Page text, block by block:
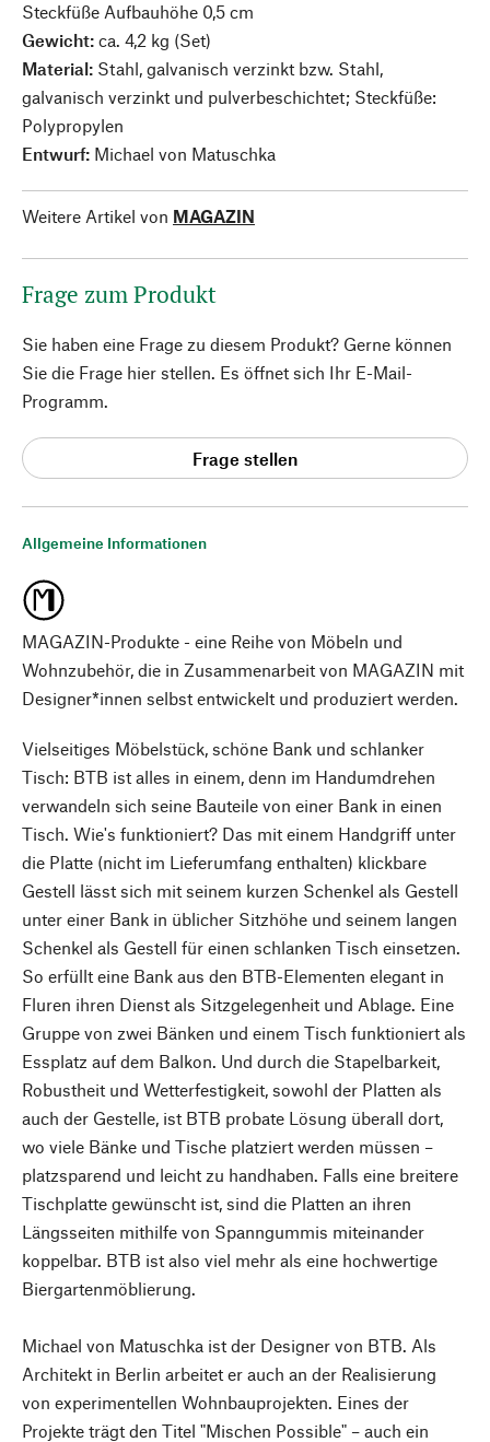
Allgemeine Informationen
MAGAZIN-Produkte - eine Reihe von Möbeln und
Wohnzubehör, die in Zusammenarbeit von MAGAZIN mit
Designer*innen selbst entwickelt und produziert werden.
Vielseitiges Möbelstück, schöne Bank und schlanker
Tisch: BTB ist alles in einem, denn im Handumdrehen
verwandeln sich seine Bauteile von einer Bank in einen
Tisch. Wie's funktioniert? Das mit einem Handgriff unter
die Platte (nicht im Lieferumfang enthalten) klickbare
Gestell lässt sich mit seinem kurzen Schenkel als Gestell
unter einer Bank in üblicher Sitzhöhe und seinem langen
Schenkel als Gestell für einen schlanken Tisch einsetzen.
So erfüllt eine Bank aus den BTB-Elementen elegant in
Fluren ihren Dienst als Sitzgelegenheit und Ablage. Eine
Gruppe von zwei Bänken und einem Tisch funktioniert als
Essplatz auf dem Balkon. Und durch die Stapelbarkeit,
Robustheit und Wetterfestigkeit, sowohl der Platten als
auch der Gestelle, ist BTB probate Lösung überall dort,
wo viele Bänke und Tische platziert werden müssen –
platzsparend und leicht zu handhaben. Falls eine breitere
Tischplatte gewünscht ist, sind die Platten an ihren
Längsseiten mithilfe von Spanngummis miteinander
koppelbar. BTB ist also viel mehr als eine hochwertige
Biergartenmöblierung.
Michael von Matuschka ist der Designer von BTB. Als
Architekt in Berlin arbeitet er auch an der Realisierung
von experimentellen Wohnbauprojekten. Eines der
Projekte trägt den Titel "Mischen Possible" – auch ein
Steckfüße Aufbauhöhe 0,5 cm
Gewicht: ca. 4,2 kg (Set)
Material: Stahl, galvanisch verzinkt bzw. Stahl,
galvanisch verzinkt und pulverbeschichtet; Steckfüße:
Polypropylen
Entwurf: Michael von Matuschka
Weitere Artikel von MAGAZIN
Frage zum Produkt
Sie haben eine Frage zu diesem Produkt? Gerne können
Sie die Frage hier stellen. Es öffnet sich Ihr E-Mail-
Programm.
Frage stellen